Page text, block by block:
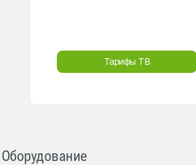
Тарифы ТВ
Оборудование